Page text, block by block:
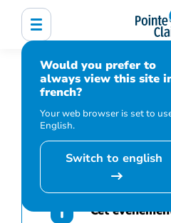
Would you prefer to
always view this site
french?
Your web browser is set to
English.
Switch to english
Accueil
Bibliothèque,
Programmation et inscription
et activités
Stewart Hall
Cet